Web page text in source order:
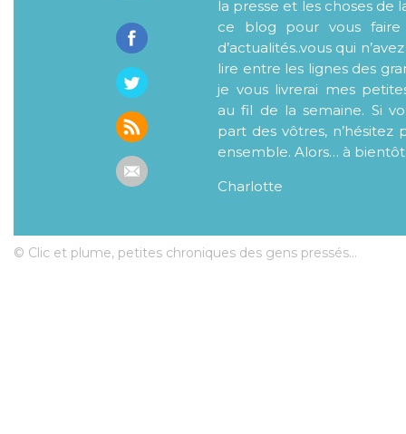
la presse et les choses de
ce blog pour vous faire
d’actualités..vous qui
lire entre les lignes des
je vous livrerai mes
au fil de la semaine. Si
part des vôtres, n’hésitez
ensemble. Alors… à bientôt
Charlotte
© Clic et plume, petites chroniques des gens pressés...